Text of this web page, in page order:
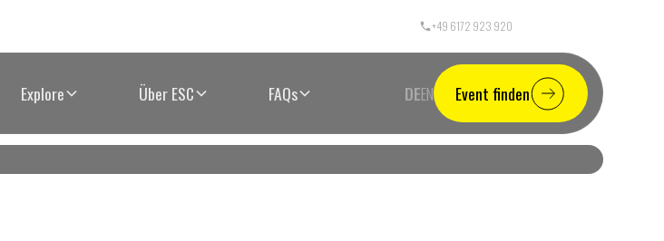
+49 6172 923 920
Explore Über ESC FAQs DEEN Event finden